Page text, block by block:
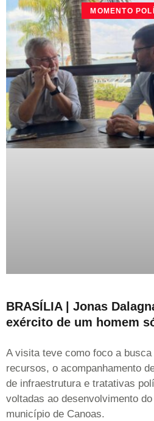
MOMENTO
BRASÍLIA | Jonas
exército de um homem
A visita teve como foco a busca
recursos, o acompanhamento
de infraestrutura e tratativas
voltadas ao desenvolvimento do
município de Canoas.